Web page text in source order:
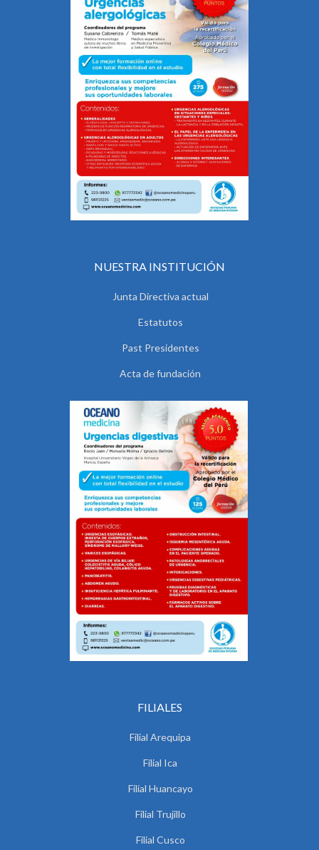
NUESTRA INSTITUCIÓN
Junta Directiva actual
Estatutos
Past Presidentes
Acta de fundación
FILIALES
Filial Arequipa
Filial Ica
Filial Huancayo
Filial Trujillo
Filial Cusco